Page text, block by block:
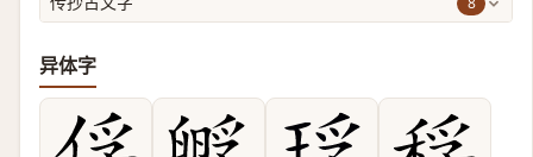
异体字